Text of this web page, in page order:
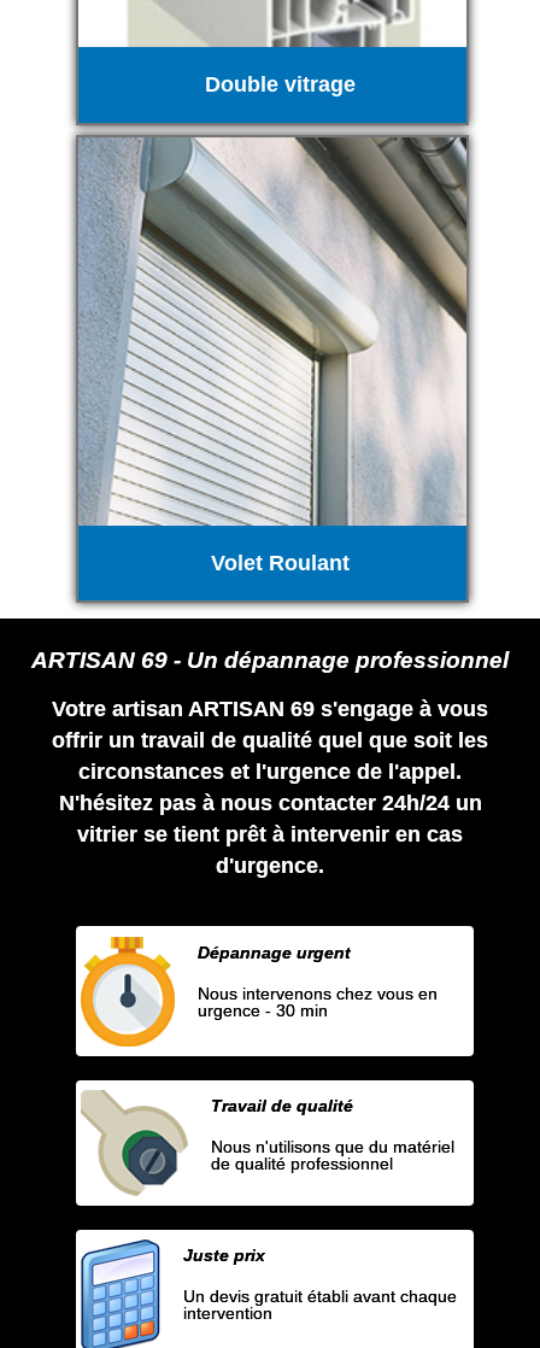
Double vitrage
Volet Roulant
ARTISAN 69 - Un dépannage professionnel
Votre artisan ARTISAN 69 s'engage à vous
offrir un travail de qualité quel que soit les
circonstances et l'urgence de l'appel.
N'hésitez pas à nous contacter 24h/24 un
vitrier se tient prêt à intervenir en cas
d'urgence.
Dépannage urgent
Nous intervenons chez vous en
urgence - 30 min
Travail de qualité
Nous n'utilisons que du matériel
de qualité professionnel
Juste prix
Un devis gratuit établi avant chaque
intervention